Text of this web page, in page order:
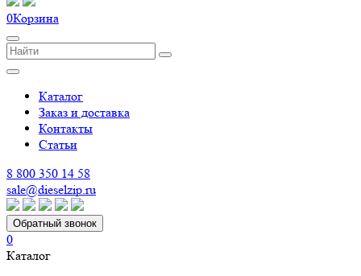
0Корзина
Каталог
Заказ и доставка
Контакты
Статьи
8 800 350 14 58
sale@dieselzip.ru
Обратный звонок
0
Каталог